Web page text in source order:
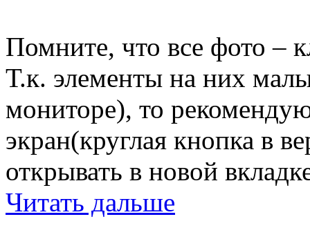
Помните, что все фото –
Т.к. элементы на них
мониторе), то
экран(круглая кнопка в
открывать в новой
Читать дальше